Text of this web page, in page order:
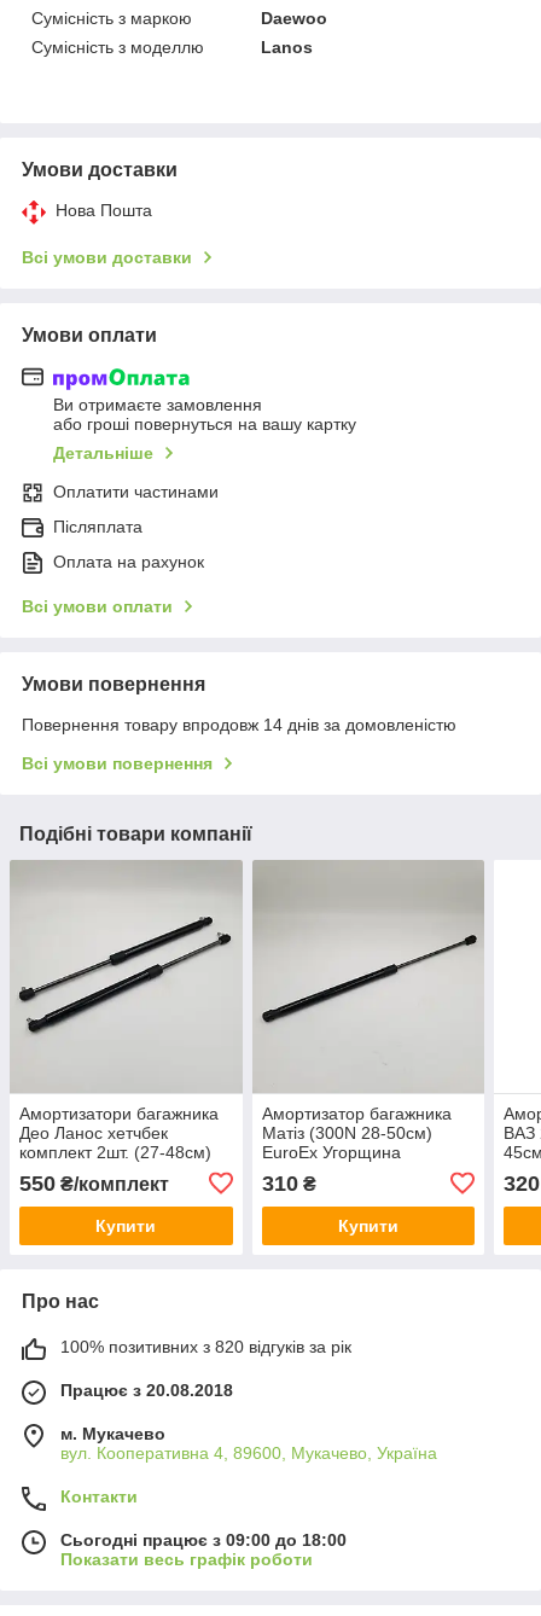
Сумісність з маркою
Daewoo
Сумісність з моделлю
Lanos
Умови доставки
Нова Пошта
Всі умови доставки
Умови оплати
Ви отримаєте замовлення
або гроші повернуться на вашу картку
Детальніше
Оплатити частинами
Післяплата
Оплата на рахунок
Всі умови оплати
Умови повернення
Повернення товару впродовж 14 днів за домовленістю
Всі умови повернення
Подібні товари компанії
Амортизатори багажника
Део Ланос хетчбек
комплект 2шт. (27-48см)
550 ₴/комплект
Купити
Амортизатор багажника
Матіз (300N 28-50см)
EuroEx Угорщина
310₴
Купити
ВАЗ
320
Про нас
100% позитивних з 820 відгуків за рік
Працює з 20.08.2018
м. Мукачево
вул. Кооперативна 4, 89600, Мукачево, Україна
Контакти
Сьогодні працює з 09:00 до 18:00
Показати весь графік роботи